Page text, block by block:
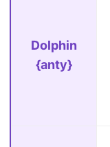
Dolphin
{anty}